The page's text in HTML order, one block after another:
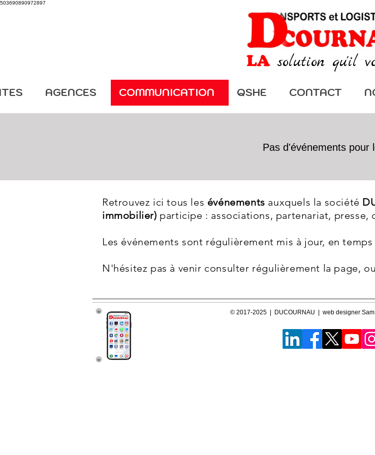
503690890972897
LA solution qu'il
AGENCES COMMUNICATION QSHE CONTACT
Pas d'événements pour
Retrouvez ici tous les événements auxquels la société
immobilier) participe : associations, partenariat, presse,
Les événements sont régulièrement mis à jour, en
N'hésitez pas à venir consulter régulièrement la page,
© 2017-2025 | DUCOURNAU | web designer Sam